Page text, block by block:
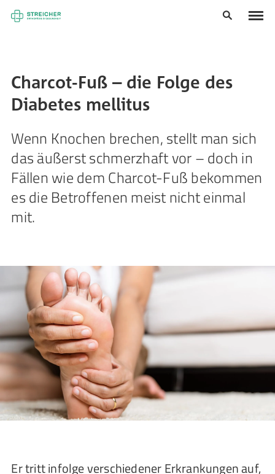
Charcot-Fuß – die Folge des
Diabetes mellitus
Wenn Knochen brechen, stellt man sich
das äußerst schmerzhaft vor – doch in
Fällen wie dem Charcot-Fuß bekommen
es die Betroffenen meist nicht einmal
mit.
Er tritt infolge verschiedener Erkrankungen auf,